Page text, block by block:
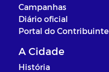
Campanhas
Diário oficial
Portal do Contribuinte
A Cidade
História